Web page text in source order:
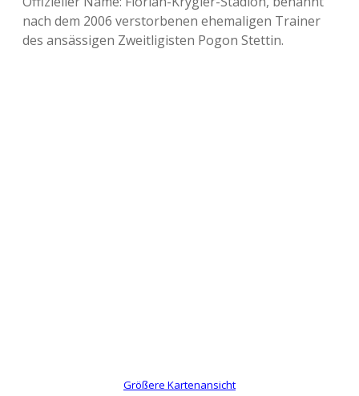
nach dem 2006 verstorbenen ehemaligen Trainer
des ansässigen Zweitligisten Pogon Stettin.
Größere Kartenansicht